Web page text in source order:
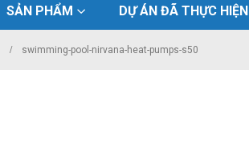
SẢN PHẨM DỰ ÁN ĐÃ THỰC HIỆN
swimming-pool-nirvana-heat-pumps-s50